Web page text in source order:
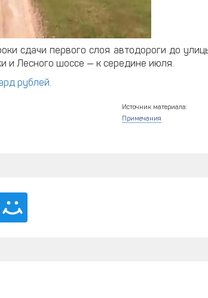
сдачи первого слоя автодороги до
и Лесного шоссе — к середине июля.
рублей.
Источник материала:
Примечания